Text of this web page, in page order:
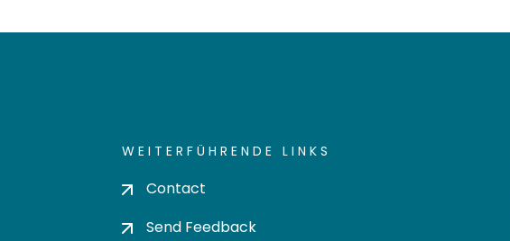
WEITERFÜHRENDE LINKS
Contact
Send Feedback